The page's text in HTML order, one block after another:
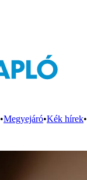
•Megyejáró•Kék hírek•